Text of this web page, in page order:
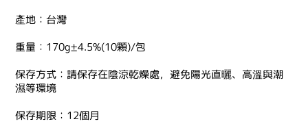
產地：台灣
重量：170g±4.5%(10顆)/包
保存方式：請保存在陰涼乾燥處，避免陽光直曬、高溫與潮
濕等環境
保存期限：12個月